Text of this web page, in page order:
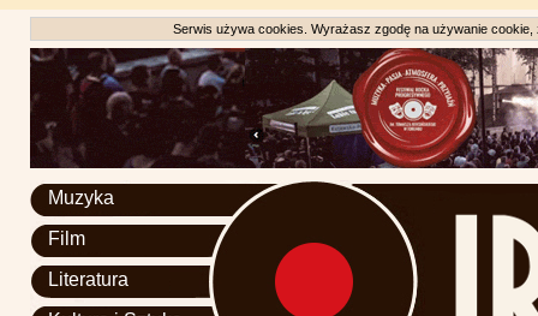
Serwis używa cookies. Wyrażasz zgodę na używanie
Muzyka
Film
Literatura